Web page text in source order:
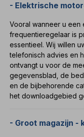
- Elektrische
Vooral wanneer u een
frequentieregelaar is
essentieel. Wij willen
telefonisch advies en
ontvangt u voor de
gegevensblad, de
en de bijbehorende
het downloadgebied
- Groot magazijn -